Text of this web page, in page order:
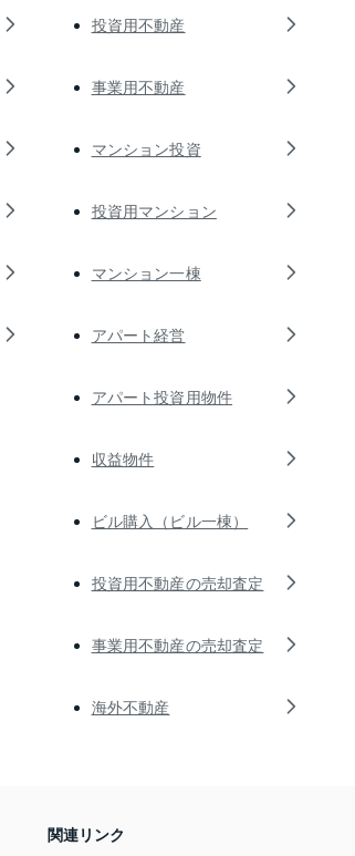
投資用不動産
事業用不動産
マンション投資
投資用マンション
マンション一棟
アパート経営
アパート投資用物件
収益物件
ビル購入（ビル一棟）
投資用不動産の売却査定
事業用不動産の売却査定
海外不動産
関連リンク